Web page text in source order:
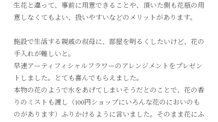
生花と違って、事前に用意できることや、頂いた側も花瓶の用
意しなくてもよい、扱いやすいなどのメリットがあります。
施設で生活する親戚の叔母に、部屋を明るくしたいけど、花の
手入れが難しいと。
早速アーティフィシャルフラワーのアレンジメントをプレゼン
トしました。とても喜んでもらえました。
本物の花のようで水をあげてしまいそうだとのことで、花の香
りのミストも渡し（100円ショップにいろんな花のにおいのも
のがあります）ふりかけるように言いました。そのまま花にふ